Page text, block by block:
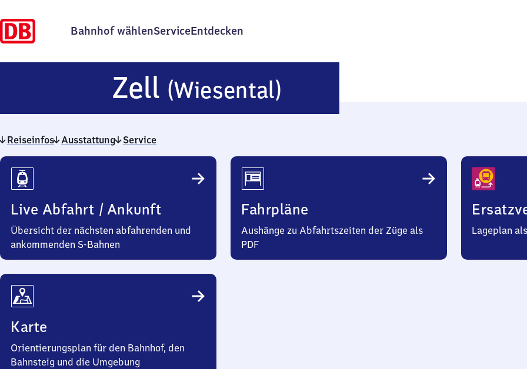
Bahnhof wählenServiceEntdecken
Zell (Wiesental)
(Wiesental)
Reiseinfos Ausstattung Service
Reiseinfos
Live Abfahrt / Ankunft
Übersicht der nächsten abfahrenden und
ankommenden S-Bahnen
Fahrpläne
Aushänge zu Abfahrtszeiten der Züge als
PDF
Lageplan
Karte
Orientierungsplan für den Bahnhof, den
Bahnsteig und die Umgebung